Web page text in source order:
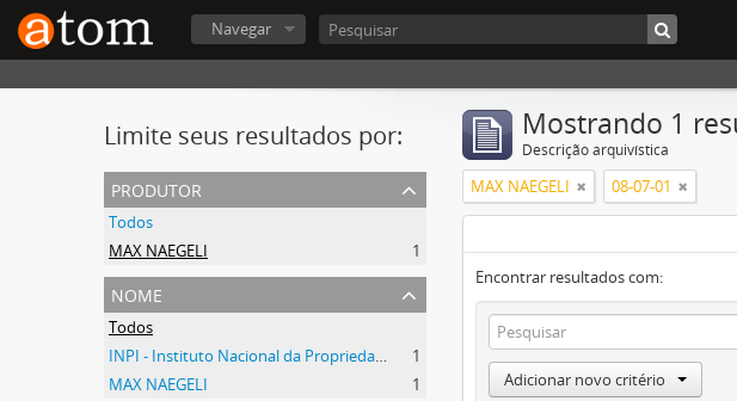
Navegar
Limite seus resultados por:
produtor
Todos
MAX NAEGELI
1
nome
Todos
INPI - Instituto Nacional da Propriedade Industrial
1
MAX NAEGELI
1
Mostrando 1
Descrição arquivística
MAX NAEGELI 08-07-01
Encontrar resultados com:
Adicionar novo critério